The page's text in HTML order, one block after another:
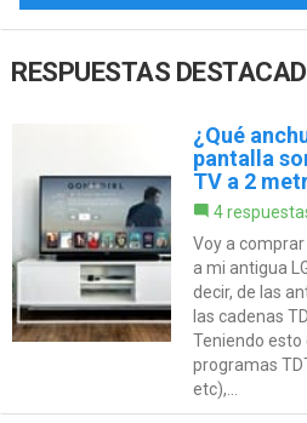
RESPUESTAS
¿Qué
pantalla
TV a 2
4
Voy a
a mi antigua
decir, de las
las cadenas
Teniendo esto
programas
etc),...